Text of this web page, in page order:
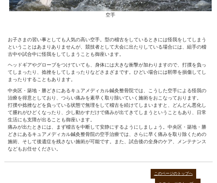
空手
お子さまの習い事としても人気の高い空手。型の稽古をしてい
ということはあまりありませんが、競技者として大会に出たり